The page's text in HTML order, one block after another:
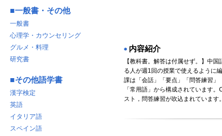
◉ 内容紹介
【教科書。解答は付属せず。】中
る人が週1回の授業で使えるように
課は「会話」「要点」「問答練習」
「常用語」から構成されています
スト，問答練習が吹込まれています
■一般書・その他
一般書
心理学・カウンセリング
グルメ・料理
研究書
■その他語学書
漢字検定
英語
イタリア語
スペイン語